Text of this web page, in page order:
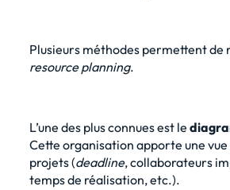
Plusieurs méthodes permettent de
resource planning.
L’une des plus connues est le
Cette organisation apporte une vue
projets (deadline, collaborateurs
temps de réalisation, etc.).